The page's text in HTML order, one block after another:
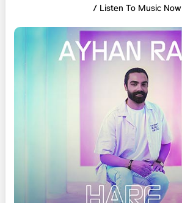
/ Listen To Music Now